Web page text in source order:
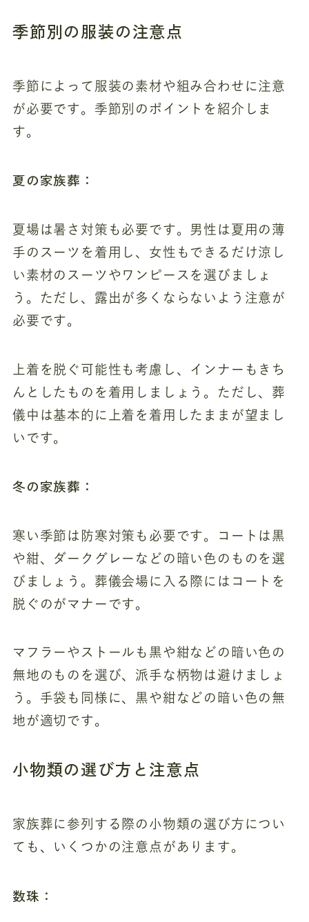
季節別の服装の注意点
季節によって服装の素材や組み合わせに注意
が必要です。季節別のポイントを紹介しま
す。
夏の家族葬：
夏場は暑さ対策も必要です。男性は夏用の薄
手のスーツを着用し、女性もできるだけ涼し
い素材のスーツやワンピースを選びましょ
う。ただし、露出が多くならないよう注意が
必要です。
上着を脱ぐ可能性も考慮し、インナーもきち
んとしたものを着用しましょう。ただし、葬
儀中は基本的に上着を着用したままが望まし
いです。
冬の家族葬：
寒い季節は防寒対策も必要です。コートは黒
や紺、ダークグレーなどの暗い色のものを選
びましょう。葬儀会場に入る際にはコートを
脱ぐのがマナーです。
マフラーやストールも黒や紺などの暗い色の
無地のものを選び、派手な柄物は避けましょ
う。手袋も同様に、黒や紺などの暗い色の無
地が適切です。
小物類の選び方と注意点
家族葬に参列する際の小物類の選び方につい
ても、いくつかの注意点があります。
数珠：